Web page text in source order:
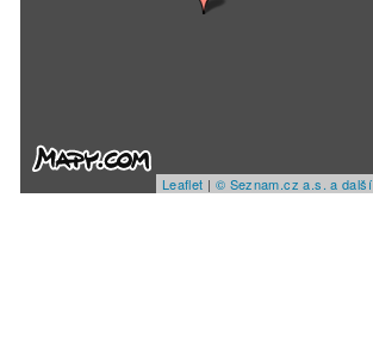
Leaflet | © Seznam.cz a.s. a další